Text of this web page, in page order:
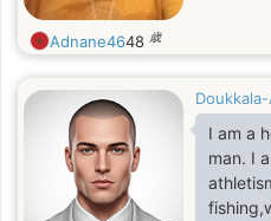
Adnane4648 歳
I am a
man. I